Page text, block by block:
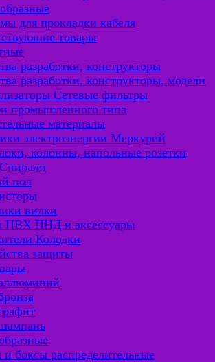
для прокладки кабеля
товары
разработки, конструкторы
разработки, конструкторы, модели
Сетевые фильтры
промышленного типа
материалы
электроэнергии Меркурий
колонны, напольные розетки
пол
вилки
ПВХ ПНД и аксессуары
Колодки
защиты
боксы распределительные